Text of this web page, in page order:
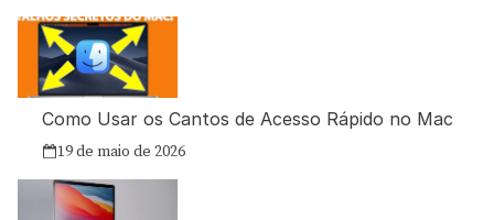
Como Usar os Cantos de Acesso Rápido no Mac
19 de maio de 2026